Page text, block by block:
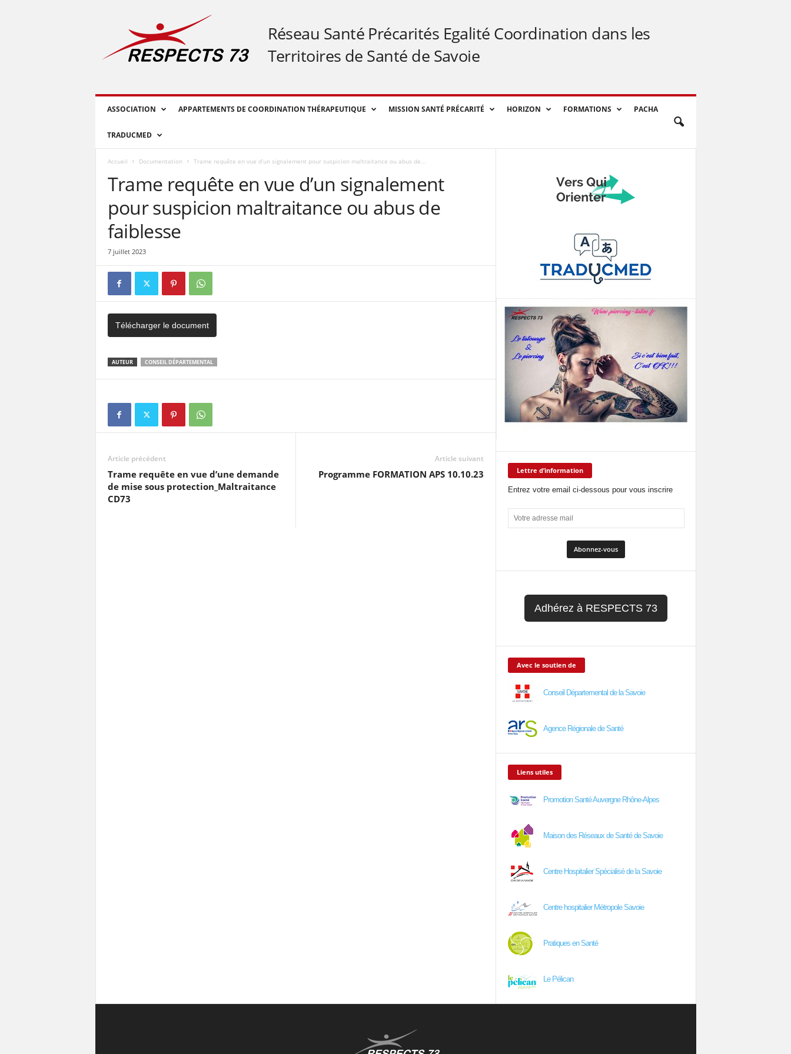
S
Réseau Santé Précarités Egalité Coordination dans les
Territoires de Santé de Savoie
ASSOCIATION APPARTEMENTS DE COORDINATION THÉRAPEUTIQUE MISSION SANTÉ PRÉCARITÉ HORIZON FORMATIONS PACHA
TRADUCMED
Accueil Documentation Trame requête en vue d’un signalement pour suspicion maltraitance ou abus de...
Trame requête en vue d’un signalement
pour suspicion maltraitance ou abus de
faiblesse
7 juillet 2023
Télécharger le document
AUTEUR CONSEIL DÉPARTEMENTAL
Article précédent
Trame requête en vue d’une demande
de mise sous protection_Maltraitance
CD73
Article suivant
Programme FORMATION APS 10.10.23 Lettre d’information
Entrez votre email ci-dessous pour vous inscrire
Adhérez à RESPECTS 73
Avec le soutien de
Conseil Départemental de la Savoie
Agence Régionale de Santé
Liens utiles
Promotion Santé Auvergne Rhône-Alpes
Maison des Réseaux de Santé de Savoie
Centre Hospitalier Spécialisé de la Savoie
Centre hospitalier Métropole Savoie
Pratiques en Santé
Le Pélican